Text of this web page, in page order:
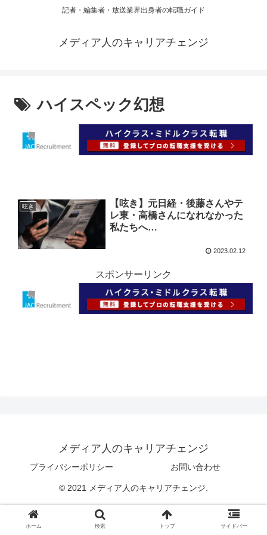
記者・編集者・放送業界出身者の転職ガイド
メディア人のキャリアチェンジ
ハイスペック幻想
呟き
【呟き】元日経・後藤さんやテ
レ東・高橋さんになれなかった
私たちへ…
2023.02.12
スポンサーリンク
メディア人のキャリアチェンジ
プライバシーポリシー お問い合わせ
© 2021 メディア人のキャリアチェンジ.
ホーム 検索 トップ サイドバー